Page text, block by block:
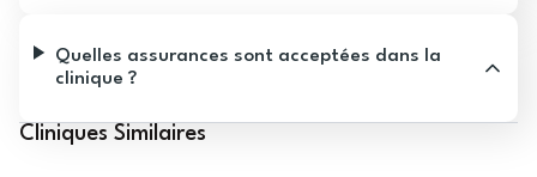
Quelles assurances sont acceptées dans la
clinique ?
Cliniques Similaires